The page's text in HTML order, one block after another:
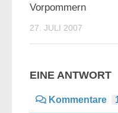
Vorpommern
27. JULI 2007
EINE ANTWORT
Kommentare